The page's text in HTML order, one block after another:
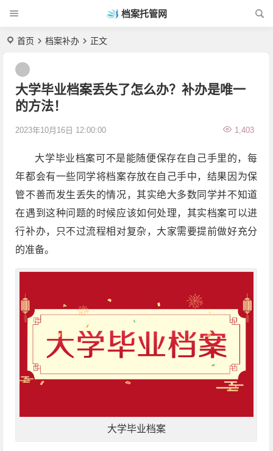
档案托管网
首页 档案补办 正文
大学毕业档案丢失了怎么办？补办是唯一
的方法！
2023年10月16日 12:00:00 1,403
大学毕业档案可不是能随便保存在自己手里的，每
年都会有一些同学将档案存放在自己手中，结果因为保
管不善而发生丢失的情况，其实绝大多数同学并不知道
在遇到这种问题的时候应该如何处理，其实档案可以进
行补办，只不过流程相对复杂，大家需要提前做好充分
的准备。
大学毕业档案